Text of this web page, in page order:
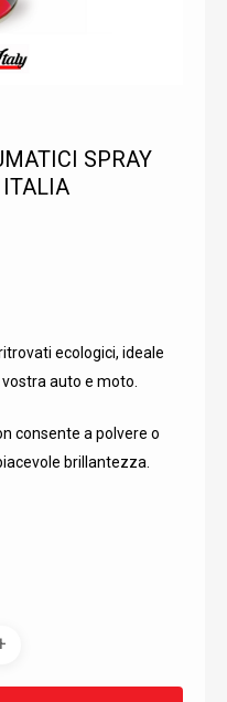
SPRAY
ecologici, ideale
auto e moto.
consente a polvere o
brillantezza.